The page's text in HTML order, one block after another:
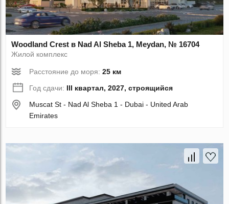
Woodland Crest в Nad Al Sheba 1, Meydan, № 16704
Жилой комплекс
Расстояние до моря:25 км
Год сдачи: III квартал, 2027, строящийся
Muscat St - Nad Al Sheba 1 - Dubai - United Arab
Emirates